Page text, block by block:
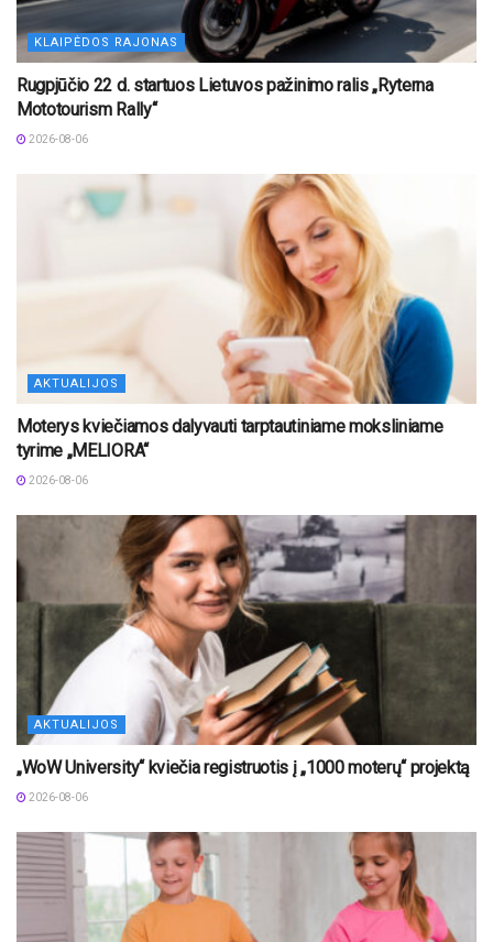
KLAIPĖDOS RAJONAS
Rugpjūčio 22 d. startuos Lietuvos pažinimo ralis „Ryterna
Mototourism Rally“
2026-08-06
AKTUALIJOS
Moterys kviečiamos dalyvauti tarptautiniame moksliniame
tyrime „MELIORA“
2026-08-06
AKTUALIJOS
„WoW University“ kviečia registruotis į „1000 moterų“ projektą
2026-08-06